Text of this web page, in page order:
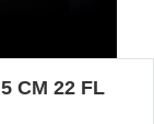
CM 22 FL